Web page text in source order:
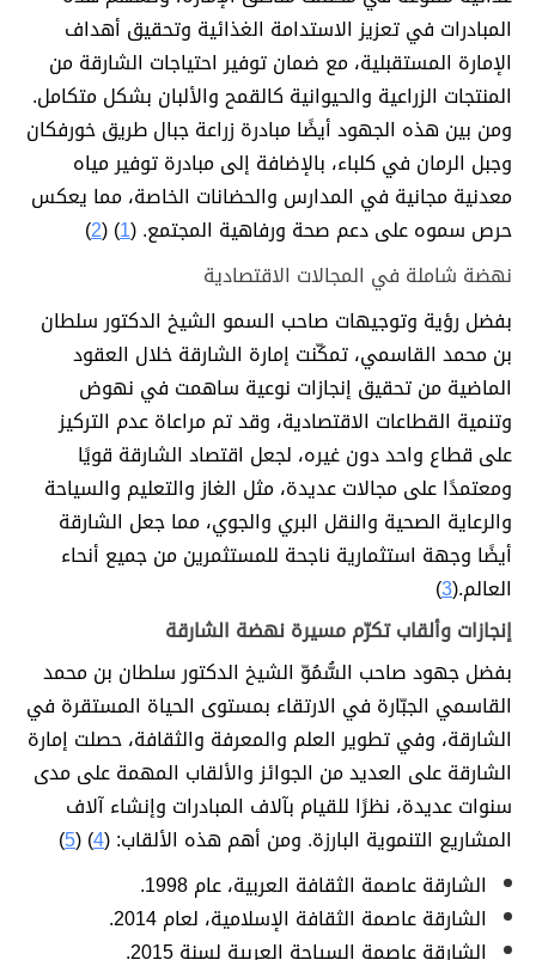
المبادرات في تعزيز الاستدامة الغذائية وتحقيق أهداف
الإمارة المستقبلية، مع ضمان توفير احتياجات الشارقة من
المنتجات الزراعية والحيوانية كالقمح والألبان بشكل متكامل.
ومن بين هذه الجهود أيضًا مبادرة زراعة جبال طريق خورفكان
وجبل الرمان في كلباء، بالإضافة إلى مبادرة توفير مياه
معدنية مجانية في المدارس والحضانات الخاصة، مما يعكس
حرص سموه على دعم صحة ورفاهية المجتمع. (1
) (
2
)
نهضة شاملة في المجالات الاقتصادية
بفضل رؤية وتوجيهات صاحب السمو الشيخ الدكتور سلطان
بن محمد القاسمي، تمكّنت إمارة الشارقة خلال العقود
الماضية من تحقيق إنجازات نوعية ساهمت في نهوض
وتنمية القطاعات الاقتصادية، وقد تم مراعاة عدم التركيز
على قطاع واحد دون غيره، لجعل اقتصاد الشارقة قويًا
ومعتمدًا على مجالات عديدة، مثل الغاز والتعليم والسياحة
والرعاية الصحية والنقل البري والجوي، مما جعل الشارقة
أيضًا وجهة استثمارية ناجحة للمستثمرين من جميع أنحاء
العالم.(3
)
إنجازات وألقاب تكرّم مسيرة نهضة الشارقة
بفضل جهود صاحب السُّمُوّ الشيخ الدكتور سلطان بن محمد
القاسمي الجبّارة في الارتقاء بمستوى الحياة المستقرة في
الشارقة، وفي تطوير العلم والمعرفة والثقافة، حصلت إمارة
الشارقة على العديد من الجوائز والألقاب المهمة على مدى
سنوات عديدة، نظرًا للقيام بآلاف المبادرات وإنشاء آلاف
المشاريع التنموية البارزة. ومن أهم هذه الألقاب: (4
) (
5
)
الشارقة عاصمة الثقافة العربية، عام 1998.
الشارقة عاصمة الثقافة الإسلامية، لعام 2014.
الشارقة عاصمة السياحة العربية لسنة 2015.